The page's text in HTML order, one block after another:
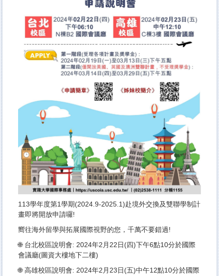
113學年度第1學期(2024.9-2025.1)赴境外交換及雙聯學制計
畫即將開放申請囉!
嚮往海外留學與拓展國際視野的您，千萬不要錯過!
🌐 台北校區說明會: 2024年2月22日(四)下午6點10分於國際
會議廳(圖資大樓地下二樓)
🌐 高雄校區說明會: 2024年2月23日(五)中午12點10分於國際